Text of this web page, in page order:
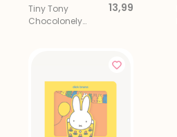
Tiny Tony
Chocolonely
13,99